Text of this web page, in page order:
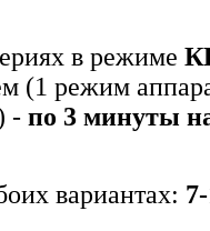
в режиме
(1 режим
- по 3 минуты
вариантах: